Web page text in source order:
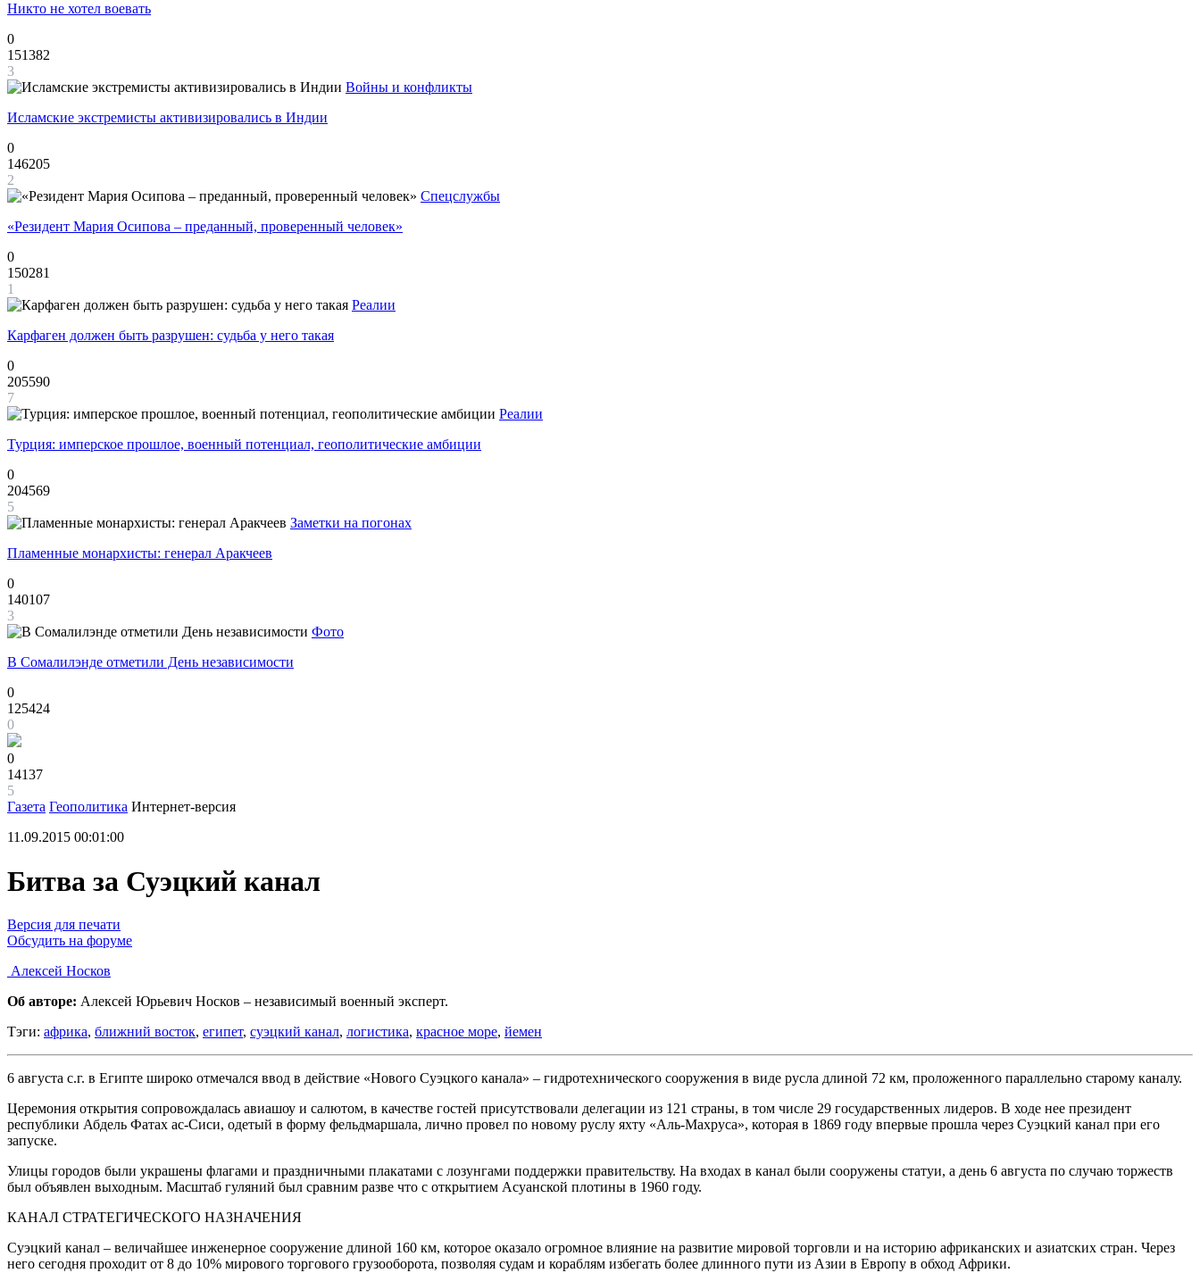
Никто не хотел воевать
0
151382
3
Войны и конфликты
Исламские экстремисты активизировались в Индии
0
146205
2
Спецслужбы
«Резидент Мария Осипова – преданный, проверенный человек»
0
150281
1
Реалии
Карфаген должен быть разрушен: судьба у него такая
0
205590
7
Реалии
Турция: имперское прошлое, военный потенциал, геополитические амбиции
0
204569
5
Заметки на погонах
Пламенные монархисты: генерал Аракчеев
0
140107
3
Фото
В Сомалилэнде отметили День независимости
0
125424
0
0
14137
5
Газета Геополитика Интернет-версия
11.09.2015 00:01:00
Битва за Суэцкий канал
Версия для печати
Обсудить на форуме
Алексей Носков
Об авторе: Алексей Юрьевич Носков – независимый военный эксперт.
Тэги: африка, ближний восток, египет, суэцкий канал, логистика, красное море, йемен
6 августа с.г. в Египте широко отмечался ввод в действие «Нового Суэцкого канала» – гидротехнического сооружения в виде русла длиной 72 км, проложенного параллельно старому каналу.
Церемония открытия сопровождалась авиашоу и салютом, в качестве гостей присутствовали делегации из 121 страны, в том числе 29 государственных лидеров. В ходе нее президент
республики Абдель Фатах ас-Сиси, одетый в форму фельдмаршала, лично провел по новому руслу яхту «Аль-Махруса», которая в 1869 году впервые прошла через Суэцкий канал при его
запуске.
Улицы городов были украшены флагами и праздничными плакатами с лозунгами поддержки правительству. На входах в канал были сооружены статуи, а день 6 августа по случаю торжеств
был объявлен выходным. Масштаб гуляний был сравним разве что с открытием Асуанской плотины в 1960 году.
КАНАЛ СТРАТЕГИЧЕСКОГО НАЗНАЧЕНИЯ
Суэцкий канал – величайшее инженерное сооружение длиной 160 км, которое оказало огромное влияние на развитие мировой торговли и на историю африканских и азиатских стран. Через
него сегодня проходит от 8 до 10% мирового торгового грузооборота, позволяя судам и кораблям избегать более длинного пути из Азии в Европу в обход Африки.